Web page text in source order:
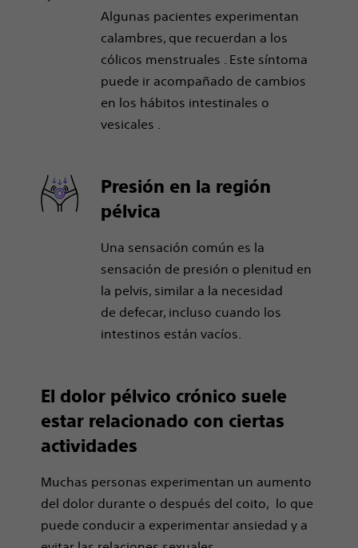
Algunas pacientes experimentan
calambres, que recuerdan a los
cólicos menstruales . Este síntoma
puede ir acompañado de cambios
en los hábitos intestinales o
vesicales .
Presión en la región
pélvica
Una sensación común es la
sensación de presión o plenitud en
la pelvis, similar a la necesidad
de defecar, incluso cuando los
intestinos están vacíos.
El dolor pélvico crónico suele
estar relacionado con ciertas
actividades
Muchas personas experimentan un aumento
del dolor durante o después del coito, lo que
puede conducir a experimentar ansiedad y a